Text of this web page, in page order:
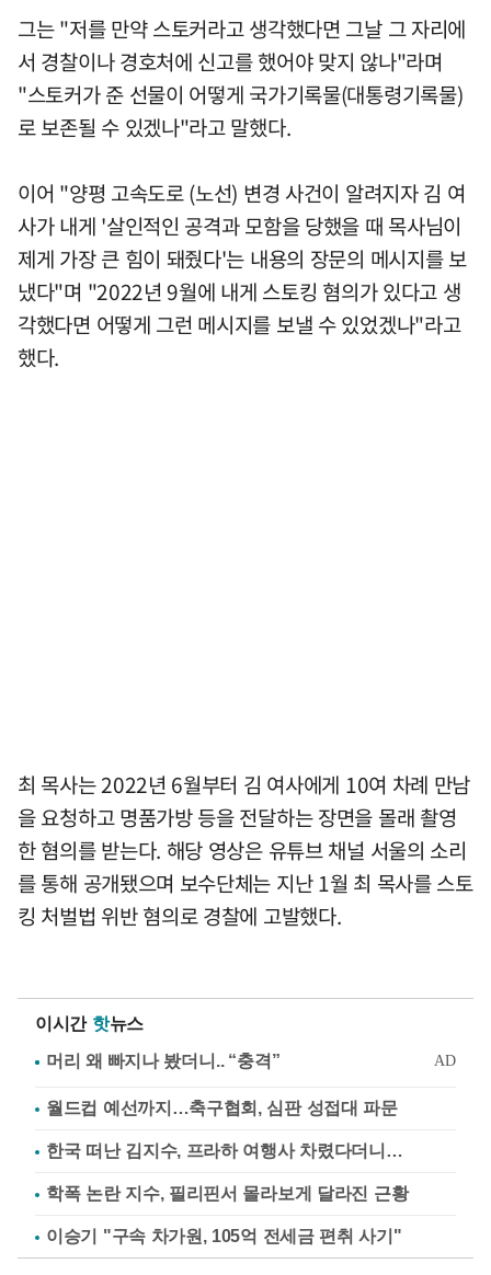
그는 "저를 만약 스토커라고 생각했다면 그날 그 자리에
서 경찰이나 경호처에 신고를 했어야 맞지 않나"라며
"스토커가 준 선물이 어떻게 국가기록물(대통령기록물)
로 보존될 수 있겠나"라고 말했다.
이어 "양평 고속도로 (노선) 변경 사건이 알려지자 김 여
사가 내게 '살인적인 공격과 모함을 당했을 때 목사님이
제게 가장 큰 힘이 돼줬다'는 내용의 장문의 메시지를 보
냈다"며 "2022년 9월에 내게 스토킹 혐의가 있다고 생
각했다면 어떻게 그런 메시지를 보낼 수 있었겠나"라고
했다.
최 목사는 2022년 6월부터 김 여사에게 10여 차례 만남
을 요청하고 명품가방 등을 전달하는 장면을 몰래 촬영
한 혐의를 받는다. 해당 영상은 유튜브 채널 서울의 소리
를 통해 공개됐으며 보수단체는 지난 1월 최 목사를 스토
킹 처벌법 위반 혐의로 경찰에 고발했다.
이시간 핫뉴스
월드컵 예선까지…축구협회, 심판 성접대 파문
한국 떠난 김지수, 프라하 여행사 차렸다더니…
학폭 논란 지수, 필리핀서 몰라보게 달라진 근황
이승기 "구속 차가원, 105억 전세금 편취 사기"